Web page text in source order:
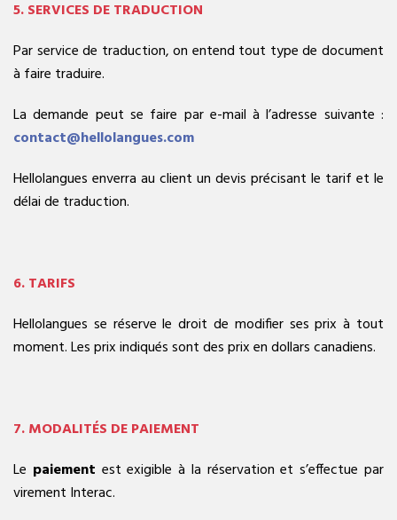
5. SERVICES DE TRADUCTION
Par service de traduction, on entend tout type de document
à faire traduire.
La demande peut se faire par e-mail à l’adresse suivante :
contact@hellolangues.com
Hellolangues enverra au client un devis précisant le tarif et le
délai de traduction.
6. TARIFS
Hellolangues se réserve le droit de modifier ses prix à tout
moment. Les prix indiqués sont des prix en dollars canadiens.
7. MODALITÉS DE PAIEMENT
Le paiement est exigible à la réservation et s’effectue par
virement Interac.